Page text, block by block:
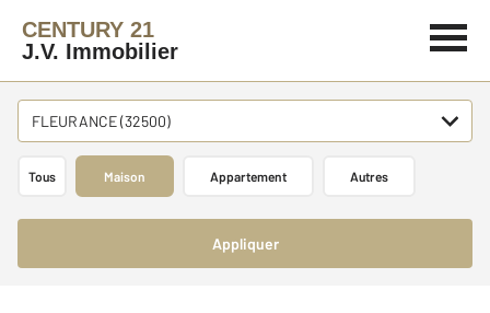
CENTURY 21
J.V. Immobilier
FLEURANCE (32500)
Tous Maison Appartement Autres
Appliquer